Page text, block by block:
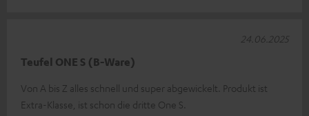
Teufel ONE S (B-Ware)
Von A bis Z alles schnell und super abgewickelt. Produkt ist
Extra-Klasse, ist schon die dritte One S.
24.06.2025